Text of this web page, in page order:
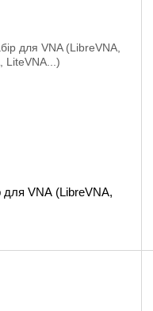
для VNA (LibreVNA,